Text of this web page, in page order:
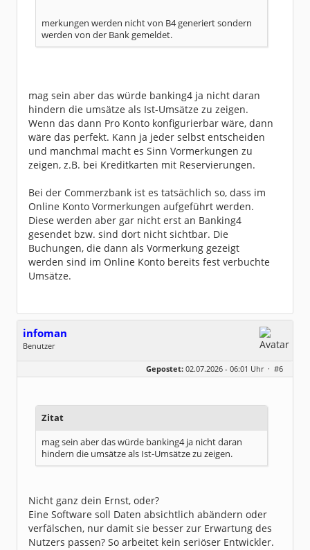
merkungen werden nicht von B4 generiert sondern
werden von der Bank gemeldet.
mag sein aber das würde banking4 ja nicht daran
hindern die umsätze als Ist-Umsätze zu zeigen.
Wenn das dann Pro Konto konfigurierbar wäre, dann
wäre das perfekt. Kann ja jeder selbst entscheiden
und manchmal macht es Sinn Vormerkungen zu
zeigen, z.B. bei Kreditkarten mit Reservierungen.
Bei der Commerzbank ist es tatsächlich so, dass im
Online Konto Vormerkungen aufgeführt werden.
Diese werden aber gar nicht erst an Banking4
gesendet bzw. sind dort nicht sichtbar. Die
Buchungen, die dann als Vormerkung gezeigt
werden sind im Online Konto bereits fest verbuchte
Umsätze.
infoman
Benutzer
Dabei seit:
06 / 2008
Gepostet: 02.07.2026 - 06:01 Uhr · #6
Zitat
mag sein aber das würde banking4 ja nicht daran
hindern die umsätze als Ist-Umsätze zu zeigen.
Nicht ganz dein Ernst, oder?
Eine Software soll Daten absichtlich abändern oder
verfälschen, nur damit sie besser zur Erwartung des
Nutzers passen? So arbeitet kein seriöser Entwickler.